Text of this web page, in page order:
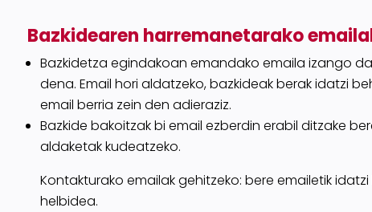
Bazkidearen harremanetarako
Bazkidetza egindakoan emandako emaila izango
dena. Email hori aldatzeko, bazkideak berak idatzi
email berria zein den adieraziz.
Bazkide bakoitzak bi email ezberdin erabil ditzake
aldaketak kudeatzeko.
Kontakturako emailak gehitzeko: bere emailetikidatzi
helbidea.